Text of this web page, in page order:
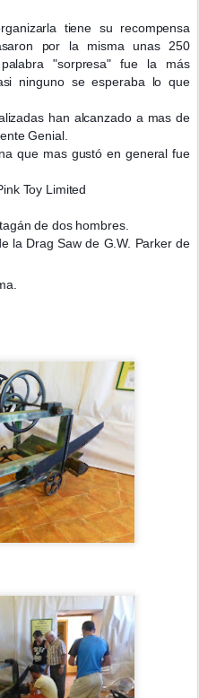
tiene su recompensa
por la misma unas 250
"sorpresa" fue la más
ninguno se esperaba lo que
han alcanzado a mas de
Genial.
que mas gustó en general fue
Toy Limited
de dos hombres.
la Drag Saw de G.W. Parker de